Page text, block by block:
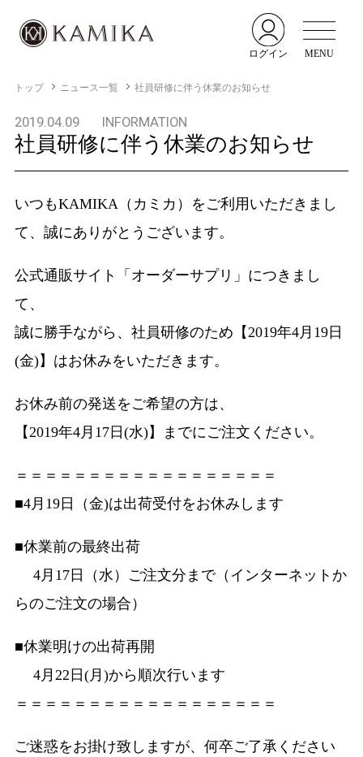
ログイン MENU
トップ ニュース一覧 社員研修に伴う休業のお知らせ
2019.04.09 INFORMATION
社員研修に伴う休業のお知らせ
いつもKAMIKA（カミカ）をご利用いただきまし
て、誠にありがとうございます。
公式通販サイト「オーダーサプリ」につきまし
て、
誠に勝手ながら、社員研修のため【2019年4月19日
(金)】はお休みをいただきます。
お休み前の発送をご希望の方は、
【2019年4月17日(水)】までにご注文ください。
＝＝＝＝＝＝＝＝＝＝＝＝＝＝＝＝＝＝
■4月19日（金)は出荷受付をお休みします
■休業前の最終出荷
4月17日（水）ご注文分まで（インターネットか
らのご注文の場合）
■休業明けの出荷再開
4月22日(月)から順次行います
＝＝＝＝＝＝＝＝＝＝＝＝＝＝＝＝＝＝
ご迷惑をお掛け致しますが、何卒ご了承ください